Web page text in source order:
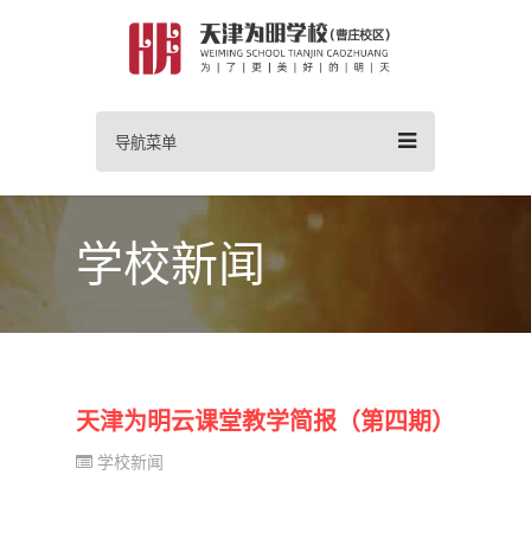
导航菜单
学校新闻
天津为明云课堂教学简报（第四期）
学校新闻